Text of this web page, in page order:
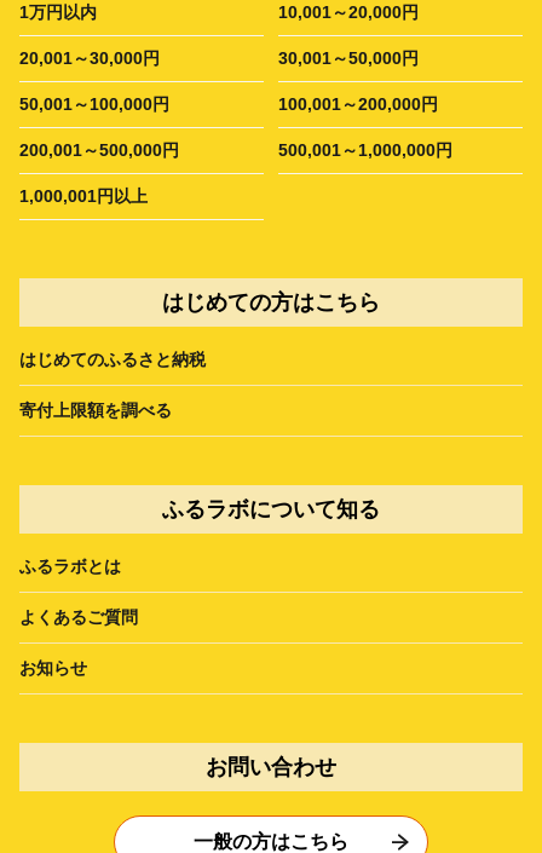
1万円以内 10,001～20,000円
20,001～30,000円 30,001～50,000円
50,001～100,000円 100,001～200,000円
200,001～500,000円 500,001～1,000,000円
1,000,001円以上
はじめての方はこちら
はじめてのふるさと納税
寄付上限額を調べる
ふるラボについて知る
ふるラボとは
よくあるご質問
お知らせ
お問い合わせ
一般の方はこちら